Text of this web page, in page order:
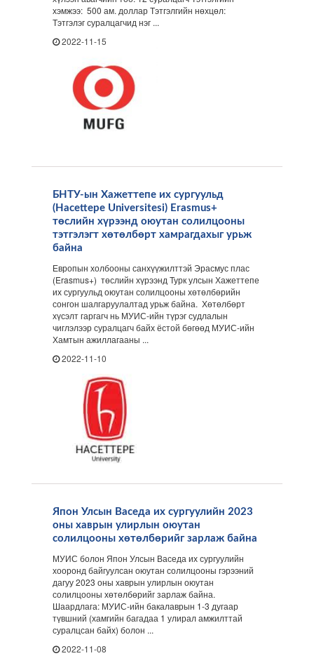
хэмжээ: 500 ам. доллар Тэтгэлгийн нөхцөл:
Тэтгэлэг суралцагчид нэг ...
2022-11-15
БНТУ-ын Хажеттепе их сургуульд
(Hacettepe Universitesi) Erasmus+
төслийн хүрээнд оюутан солилцооны
тэтгэлэгт хөтөлбөрт хамрагдахыг урьж
байна
Европын холбооны санхүүжилттэй Эрасмус плас
(Erasmus+) төслийн хүрээнд Турк улсын Хажеттепе
их сургуульд оюутан солилцооны хөтөлбөрийн
сонгон шалгаруулалтад урьж байна. Хөтөлбөрт
хүсэлт гаргагч нь МУИС-ийн түрэг судлалын
чиглэлээр суралцагч байх ёстой бөгөөд МУИС-ийн
Хамтын ажиллагааны ...
2022-11-10
Япон Улсын Васеда их сургуулийн 2023
оны хаврын улирлын оюутан
солилцооны хөтөлбөрийг зарлаж байна
МУИС болон Япон Улсын Васеда их сургуулийн
хооронд байгуулсан оюутан солилцооны гэрээний
дагуу 2023 оны хаврын улирлын оюутан
солилцооны хөтөлбөрийг зарлаж байна.
Шаардлага: МУИС-ийн бакалаврын 1-3 дугаар
түвшний (хамгийн багадаа 1 улирал амжилттай
суралцсан байх) болон ...
2022-11-08